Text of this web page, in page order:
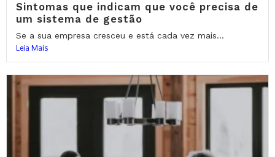
Sintomas que indicam que você precisa de
um sistema de gestão
Se a sua empresa cresceu e está cada vez mais...
Leia Mais